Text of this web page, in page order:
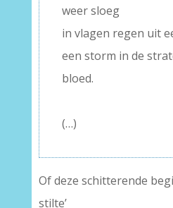
weer sloeg
in vlagen regen uit
een storm in de
bloed.
(…)
Of deze schitterende
stilte’